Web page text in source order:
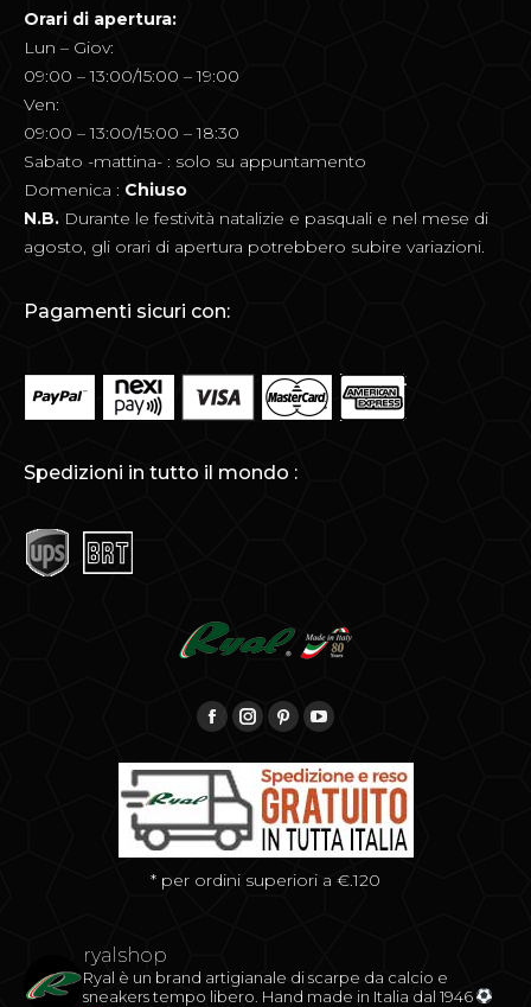
Orari di apertura:
Lun – Giov:
09:00 – 13:00/15:00 – 19:00
Ven:
09:00 – 13:00/15:00 – 18:30
Sabato -mattina- : solo su appuntamento
Domenica : Chiuso
N.B. Durante le festività natalizie e pasquali e nel mese di
agosto, gli orari di apertura potrebbero subire variazioni.
Pagamenti sicuri con:
Spedizioni in tutto il mondo :
Facebook
Instagram
PinterestYouTube
* per ordini superiori a €.120
ryalshop
Ryal è un brand artigianale di scarpe da calcio e
sneakers tempo libero. Hand made in Italia dal 1946